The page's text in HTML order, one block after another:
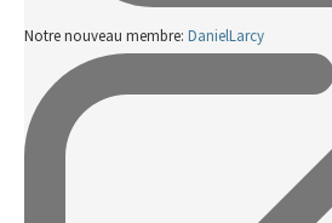
Notre nouveau membre: DanielLarcy